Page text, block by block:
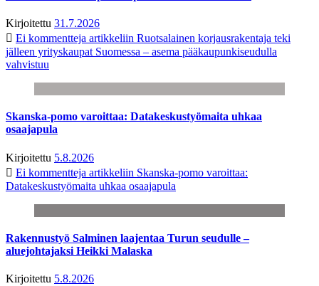
Kirjoitettu 31.7.2026
Ei kommentteja artikkeliin Ruotsalainen korjausrakentaja teki
jälleen yrityskaupat Suomessa – asema pääkaupunkiseudulla
vahvistuu
Skanska-pomo varoittaa: Datakeskustyömaita uhkaa
osaajapula
Kirjoitettu 5.8.2026
Ei kommentteja artikkeliin Skanska-pomo varoittaa:
Datakeskustyömaita uhkaa osaajapula
Rakennustyö Salminen laajentaa Turun seudulle –
aluejohtajaksi Heikki Malaska
Kirjoitettu 5.8.2026